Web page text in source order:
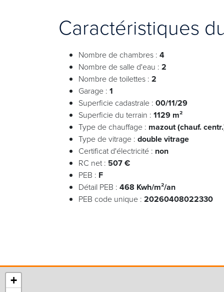
Caractéristiques
Nombre de chambres : 4
Nombre de salle d'eau : 2
Nombre de toilettes : 2
Garage : 1
Superficie cadastrale : 00/11/29
Superficie du terrain : 1129 m²
Type de chauffage : mazout (chauf.
Type de vitrage : double vitrage
Certificat d'électricité : non
RC net : 507 €
PEB : F
Détail PEB : 468 Kwh/m²/an
PEB code unique : 20260408022330
+